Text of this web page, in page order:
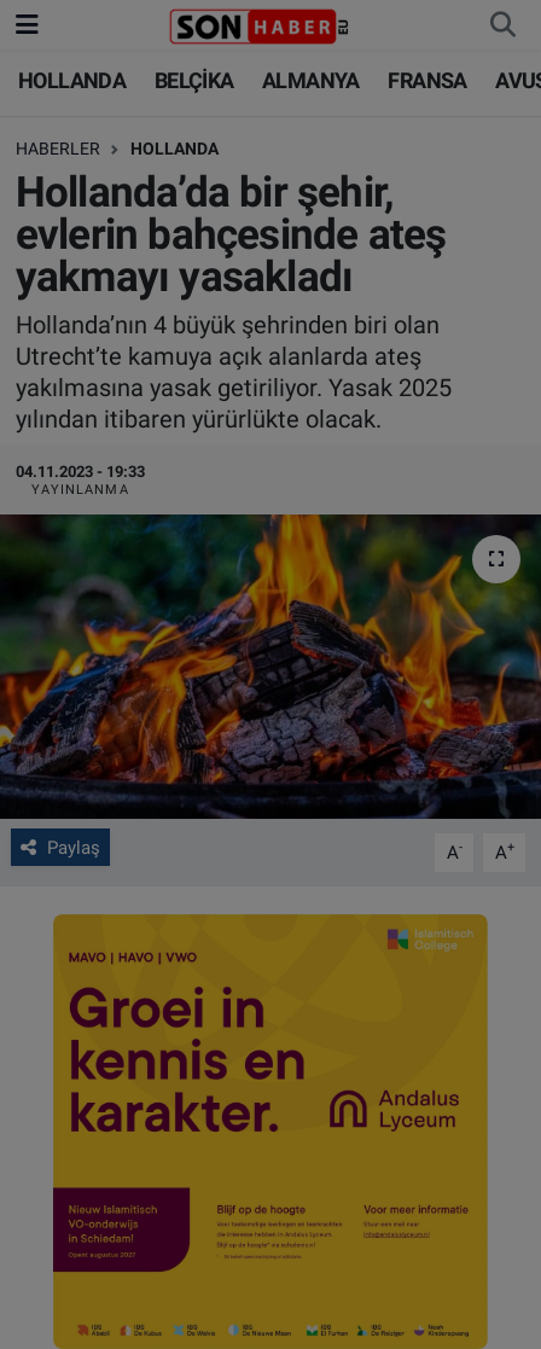
HOLLANDA BELÇİKA ALMANYA FRANSA
HABERLER HOLLANDA
Hollanda’da bir şehir,
evlerin bahçesinde ateş
yakmayı yasakladı
Hollanda’nın 4 büyük şehrinden biri olan
Utrecht’te kamuya açık alanlarda ateş
yakılmasına yasak getiriliyor. Yasak 2025
yılından itibaren yürürlükte olacak.
04.11.2023 - 19:33
YAYINLANMA
Paylaş A- A+
HOLLANDA
BELÇİKA
ALMANYA
FRANSA
AVUSTURYA
SAĞLIK - YAŞAM
BİLİM-TEKNOLOJİ
HOLLANDA
BELÇİKA
ALMANYA
TÜRKİYE
DÜNYA
BİLİM-TEKNOLOJİ
SAĞLIK
FOTO GALERİ
VIDEO GALERİ
ALGEMENE VOORWAARDEN
CONTACT
Çerez Politikası
Nöbetçi Eczaneler
Hava Durumu
Trafik Durumu
Süper Lig Puan Durumu ve Fikstür
Tüm Manşetler
Son Dakika Haberleri
Haber Arşivi